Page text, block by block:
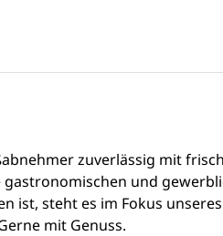
zuverlässig mit
und
ist, steht es im Fokus
mit Genuss.